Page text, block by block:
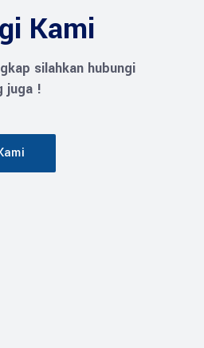
Kami
silahkan hubungi
juga !